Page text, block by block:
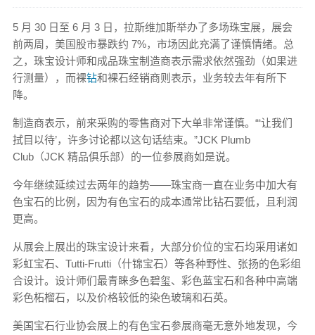
5 月 30 日至 6 月 3 日，拉斯维加斯举办了多场珠宝展，展会
前两周，美国股市暴跌约 7%，市场因此充满了谨慎情绪。总
之，珠宝设计师和成品珠宝制造商表示需求依然强劲（如果进
行测量），而裸钻和裸石经销商则表示，业务较去年有所下
降。
制造商表示，前来采购的零售商对下大单非常谨慎。“‘让我们
拭目以待’，许多讨论都以这句话结束。”JCK Plumb
Club（JCK 精品俱乐部）的一位参展商如是说。
今年继续延续过去两年的趋势——珠宝商一直在业务中加大有
色宝石的比例，因为有色宝石的成本通常比钻石要低，且利润
更高。
从展会上展出的珠宝设计来看，大部分价位的宝石均采用诸如
彩虹宝石、Tutti-Frutti（什锦宝石）等各种野性、张扬的色彩组
合设计。设计师们最青睐多色碧玺、彩色蓝宝石和各种中高端
彩色柘榴石，以及价格较低的染色玻璃和石英。
美国宝石行业协会展上的有色宝石参展商毫无意外地发现，今